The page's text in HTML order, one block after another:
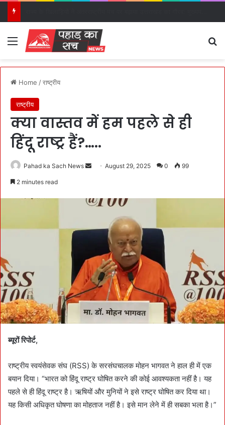
Menu
Home /राष्ट्रीय
राष्ट्रीय
क्या वास्तव में हम पहले से ही
हिंदू राष्ट्र हैं?…..
Pahad ka Sach News
d
i
l
August 29, 2025 0 99
2 minutes read
ब्यूरों रिपोर्ट,
राष्ट्रीय स्वयंसेवक संघ (RSS) के सरसंघचालक मोहन भागवत ने हाल ही में एक
बयान दिया। “भारत को हिंदू राष्ट्र घोषित करने की कोई आवश्यकता नहीं है। यह
पहले से ही हिंदू राष्ट्र है। ऋषियों और मुनियों ने इसे राष्ट्र घोषित कर दिया था।
यह किसी अधिकृत घोषणा का मोहताज नहीं है। इसे मान लेने में ही सबका भला है।”